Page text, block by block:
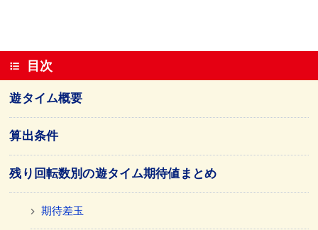
目次
遊タイム概要
算出条件
残り回転数別の遊タイム期待値まとめ
期待差玉